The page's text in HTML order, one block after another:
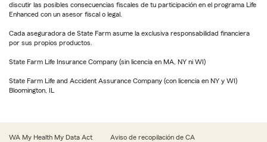
discutir las posibles consecuencias fiscales de tu participación en el programa Life
Enhanced con un asesor fiscal o legal.
Cada aseguradora de State Farm asume la exclusiva responsabilidad financiera
por sus propios productos.
State Farm Life Insurance Company (sin licencia en MA, NY ni WI)
State Farm Life and Accident Assurance Company (con licencia en NY y WI)
Bloomington, IL
WA My Health My Data Act Aviso de recopilación de CA